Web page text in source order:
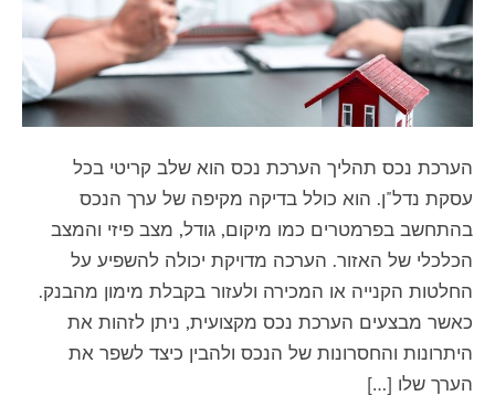
הערכת נכס תהליך הערכת נכס הוא שלב קריטי בכל
עסקת נדל"ן. הוא כולל בדיקה מקיפה של ערך הנכס
בהתחשב בפרמטרים כמו מיקום, גודל, מצב פיזי והמצב
הכלכלי של האזור. הערכה מדויקת יכולה להשפיע על
החלטות הקנייה או המכירה ולעזור בקבלת מימון מהבנק.
כאשר מבצעים הערכת נכס מקצועית, ניתן לזהות את
היתרונות והחסרונות של הנכס ולהבין כיצד לשפר את
הערך שלו […]